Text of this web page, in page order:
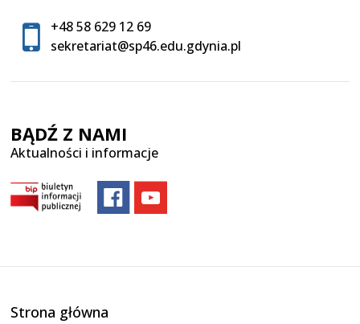
+48 58 629 12 69
sekretariat@sp46.edu.gdynia.pl
BĄDŹ Z NAMI
Aktualności i informacje
Strona główna